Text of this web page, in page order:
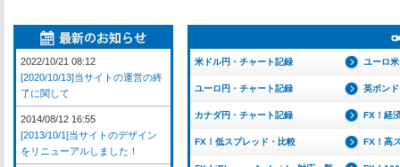
米ドル円・チャート記録 ユーロ
ユーロ円・チャート記録 英ポン
カナダ円・チャート記録 FX！経
FX！低スプレッド・比較 FX！高
2022/10/21 08:12
[2020/10/13]当サイトの運営の終
了に関して
2014/08/12 16:55
[2013/10/1]当サイトのデザイン
をリニューアルしました！